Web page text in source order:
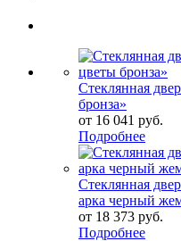
Стеклянная
бронза»
от 16 041 руб.
Подробнее
Стеклянная
арка черный
от 18 373 руб.
Подробнее